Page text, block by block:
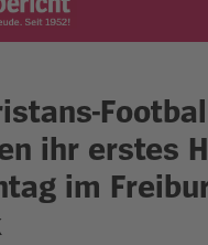
ihr erstes
im